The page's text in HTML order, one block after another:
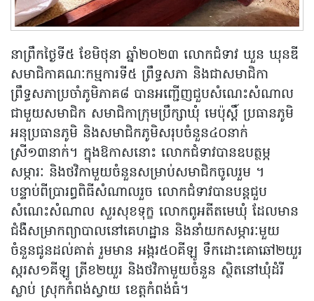
នាព្រឹកថ្ងៃទី៥ ខែមិថុនា ឆ្នាំ២០២៣ លោកជំទាវ ឃួន ឃុនឌី
សមាជិកាគណៈកម្មការទី៥ ព្រឹទ្ធសភា និងជាសមាជិកា
ព្រឹទ្ធសភាប្រចាំភូមិភាគ៨ បានអញ្ជើញជួបសំណេះសំណាល
ជាមួយសមាជិក សមាជិកាក្រុមប្រឹក្សាឃុំ មេប៉ុស្តិ៍ ប្រធានភូមិ
អនុប្រធានភូមិ និងសមាជិកភូមិសរុបចំនួន៤០នាក់
ស្រី១៣នាក់។ ក្នុងឱកាសនោះ លោកជំទាវបានឧបត្ថម្ភ
សម្ភារៈ និងថវិកាមួយចំនួនសម្រាប់សមាជិកចូលរួម ។
បន្ទាប់ពីប្រារព្ធពិធីសំណាលរួច លោកជំទាវបានបន្តជួប
សំណេះសំណាល សួរសុខទុក្ខ លោកពូអតីតមេឃុំ ដែលមាន
ជំងឺសម្រាកព្យាបាលនៅគេហដ្ឋាន និងនាំយកសម្ភារៈមួយ
ចំនួនជូនដល់គាត់ រួមមាន អង្ករ៥០គីឡូ ទឹកដោះគោឆៅ២យួរ
ស្ករស១គីឡូ ត្រីខ២យួរ និងថវិកាមួយចំនួន ស្ថិតនៅឃុំដំរី
ស្លាប់ ស្រុកកំពង់ស្វាយ ខេត្តកំពង់ធំ។